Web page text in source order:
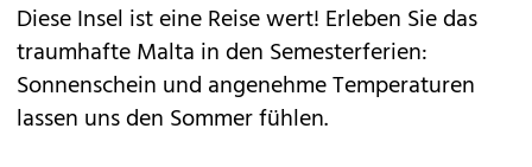
Diese Insel ist eine Reise wert! Erleben Sie das
traumhafte Malta in den Semesterferien:
Sonnenschein und angenehme Temperaturen
lassen uns den Sommer fühlen.